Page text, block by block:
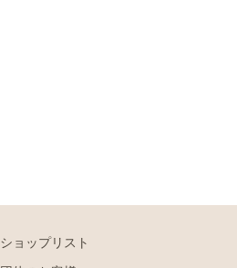
ショップリスト